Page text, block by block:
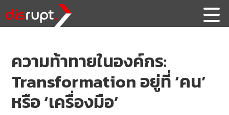
ความท้าทายในองค์กร:
Transformation อยู่ที่ ‘คน’
หรือ ‘เครื่องมือ’